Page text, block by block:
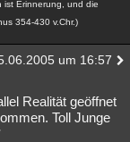
ist Erinnerung, und die
354-430 v.Chr.)
um 16:57
Realität geöffnet
Toll Junge